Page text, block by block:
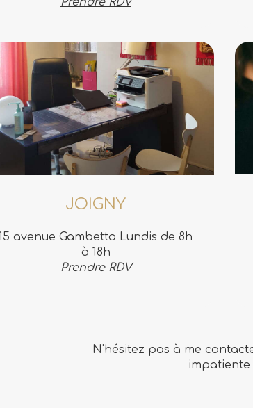
JOIGNY
15 avenue Gambetta Lundis de 8h
à 18h
Prendre RDV
N'hésitez pas à me
impatiente